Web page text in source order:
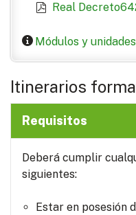
Real
Módulos y
Itinerarios
Requisitos
Deberá cumplir
siguientes:
Estar en posesión